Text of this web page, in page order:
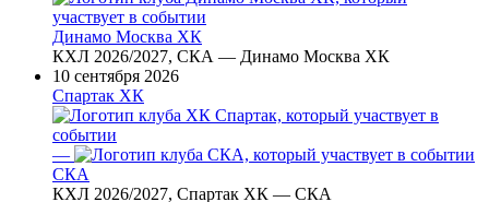
Динамо Москва ХК
КХЛ 2026/2027, СКА — Динамо Москва ХК
10 сентября 2026
Спартак ХК
—
СКА
КХЛ 2026/2027, Спартак ХК — СКА